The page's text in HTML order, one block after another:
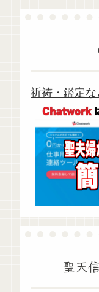
祈祷・鑑定
聖天